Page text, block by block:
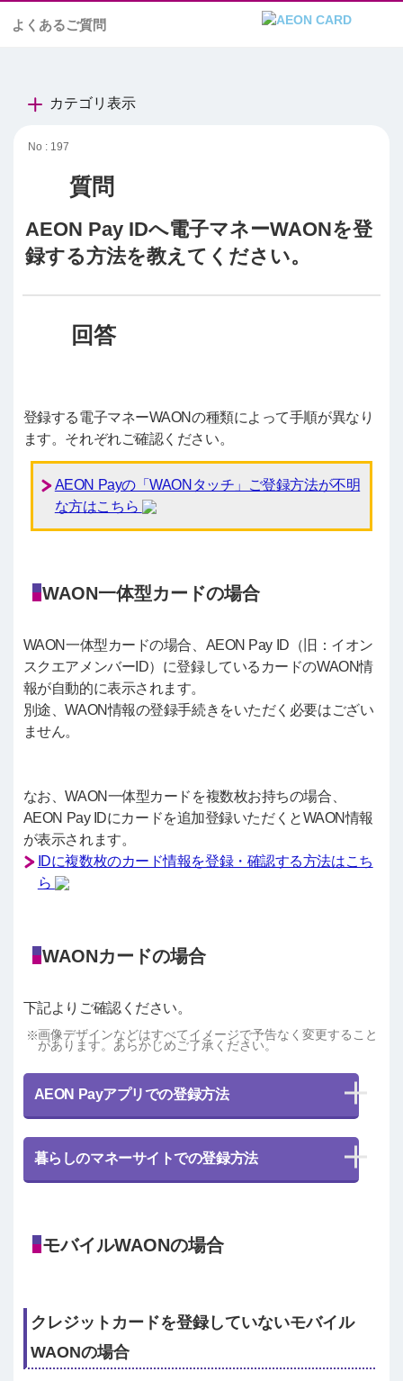
よくあるご質問
カテゴリ表示
No : 197
AEON Pay IDへ電子マネーWAONを登
録する方法を教えてください。
登録する電子マネーWAONの種類によって手順が異なり
ます。それぞれご確認ください。
AEON Payの「WAONタッチ」ご登録方法が不明
な方はこちら
WAON一体型カードの場合
WAON一体型カードの場合、AEON Pay ID（旧：イオン
スクエアメンバーID）に登録しているカードのWAON情
報が自動的に表示されます。
別途、WAON情報の登録手続きをいただく必要はござい
ません。
なお、WAON一体型カードを複数枚お持ちの場合、
AEON Pay IDにカードを追加登録いただくとWAON情報
が表示されます。
IDに複数枚のカード情報を登録・確認する方法はこち
ら
WAONカードの場合
下記よりご確認ください。
画像デザインなどはすべてイメージで予告なく変更すること
があります。あらかじめご了承ください。
AEON Payアプリでの登録方法
暮らしのマネーサイトでの登録方法
モバイルWAONの場合
クレジットカードを登録していないモバイル
WAONの場合